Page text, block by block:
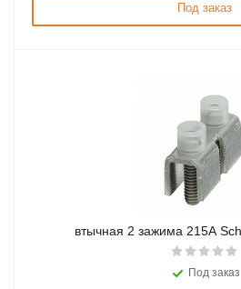
Под заказ
втычная 2 зажима 215А
Под заказ